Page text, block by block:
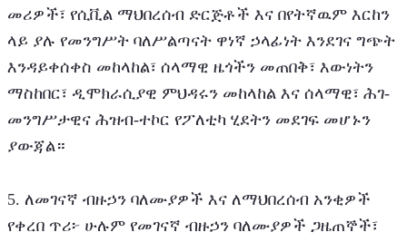
መሪዎች፣ የሲቪል ማህበረሰብ ድርጅቶች እና በየትኛዉም እርከን
ላይ ያሉ የመንግሥት ባለሥልጣናት ዋነኛ ኃላፊነት እንደገና ግጭት
እንዳይቀሰቀስ መከላከል፣ ሰላማዊ ዜጎችን መጠበቅ፣ እውነትን
ማስከበር፣ ዲሞክራሲያዊ ምህዳሩን መከላከል እና ሰላማዊ፣ ሕገ-
መንግሥታዊና ሕዝብ-ተኮር የፖለቲካ ሂደትን መደገፍ መሆኑን
ያውጃል።
5. ለመገናኛ ብዙኃን ባለሙያዎች እና ለማህበረሰብ አንቂዎች
የቀረበ ጥሪ፦ ሁሉም የመገናኛ ብዙኃን ባለሙያዎች ጋዜጠኞች፣